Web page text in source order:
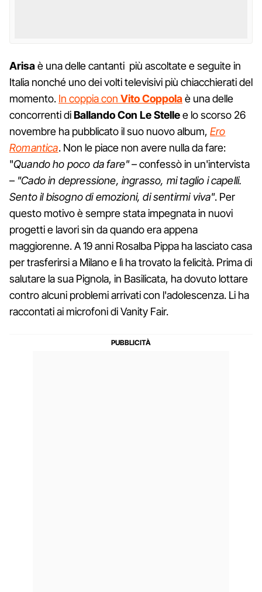
Arisaè una delle cantanti più ascoltate e seguite in
Italia nonché uno dei volti televisivi più chiacchierati del
momento. In coppia con Vito Coppolaè una delle
concorrenti diBallando Con Le Stellee lo scorso 26
novembre ha pubblicato il suo nuovo album, Ero
Romantica. Non le piace non avere nulla da fare:
"Quando ho poco da fare"– confessò in un'intervista
– "Cado in depressione, ingrasso, mi taglio i capelli.
Sento il bisogno di emozioni, di sentirmi viva". Per
questo motivo è sempre stata impegnata in nuovi
progetti e lavori sin da quando era appena
maggiorenne. A 19 anni Rosalba Pippa ha lasciato casa
per trasferirsi a Milano e lì ha trovato la felicità. Prima di
salutare la sua Pignola, in Basilicata, ha dovuto lottare
contro alcuni problemi arrivati con l'adolescenza. Li ha
raccontati ai microfoni di Vanity Fair.